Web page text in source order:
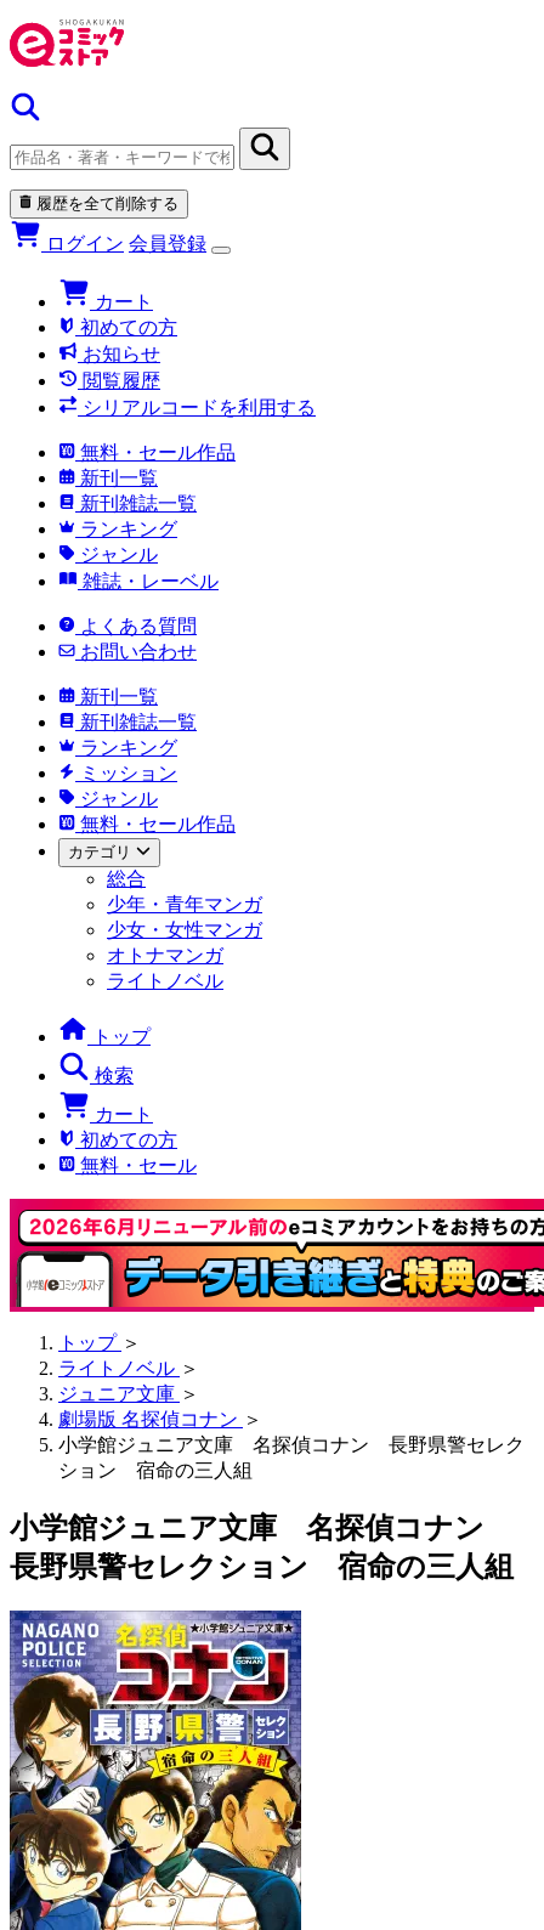
履歴を全て削除する
ログイン 会員登録
カート
初めての方
お知らせ
閲覧履歴
シリアルコードを利用する
無料・セール作品
新刊一覧
新刊雑誌一覧
ランキング
ジャンル
雑誌・レーベル
よくある質問
お問い合わせ
新刊一覧
新刊雑誌一覧
ランキング
ミッション
ジャンル
無料・セール作品
カテゴリ
総合
少年・青年マンガ
少女・女性マンガ
オトナマンガ
ライトノベル
トップ
検索
カート
初めての方
無料・セール
トップ ＞
ライトノベル ＞
ジュニア文庫 ＞
劇場版 名探偵コナン ＞
小学館ジュニア文庫 名探偵コナン 長野県警セレク
ション 宿命の三人組
小学館ジュニア文庫 名探偵コナン
長野県警セレクション 宿命の三人組